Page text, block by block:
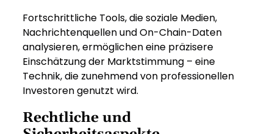
Fortschrittliche Tools, die soziale Medien,
Nachrichtenquellen und On-Chain-Daten
analysieren, ermöglichen eine präzisere
Einschätzung der Marktstimmung – eine
Technik, die zunehmend von professionellen
Investoren genutzt wird.
Rechtliche und